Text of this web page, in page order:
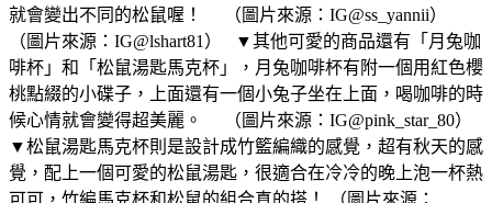
就會變出不同的松鼠喔！ （圖片來源：IG@ss_yannii）
（圖片來源：IG@lshart81） ▼其他可愛的商品還有「月兔咖
啡杯」和「松鼠湯匙馬克杯」，月兔咖啡杯有附一個用紅色櫻
桃點綴的小碟子，上面還有一個小兔子坐在上面，喝咖啡的時
候心情就會變得超美麗。 （圖片來源：IG@pink_star_80）
▼松鼠湯匙馬克杯則是設計成竹籃編織的感覺，超有秋天的感
覺，配上一個可愛的松鼠湯匙，很適合在冷冷的晚上泡一杯熱